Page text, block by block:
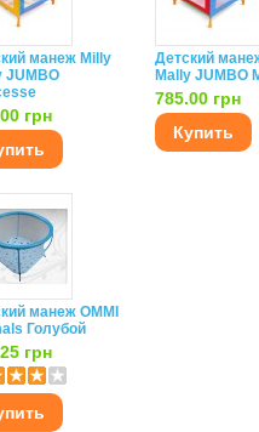
манеж Milly
JUMBO
грн
Детский
Mally JUMBO
785.00 грн
Купить
манеж OMMI
Голубой
грн